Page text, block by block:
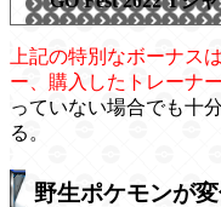
上記の特別なボーナス
ー、購入したトレーナ
っていない場合でも十
る。
野生ポケモンが